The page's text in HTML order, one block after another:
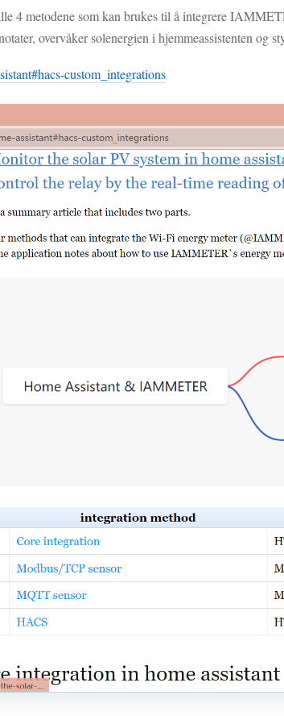
4 metodene som kan brukes til å integrere
overvåker solenergien i hjemmeassistenten og
custom_integrations